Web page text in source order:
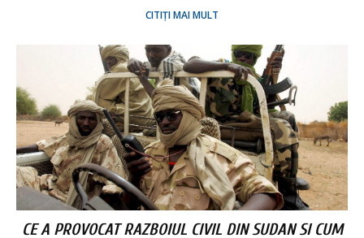
CITIȚI MAI MULT
CE A PROVOCAT RAZBOIUL CIVIL DIN SUDAN SI CUM